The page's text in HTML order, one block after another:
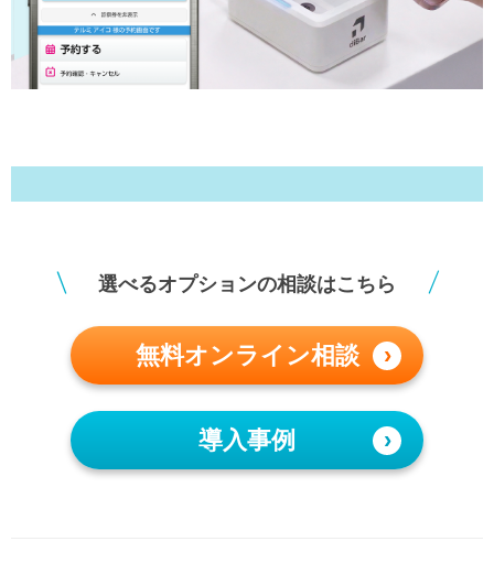
＼ 選べるオプションの相談はこちら ／
無料オンライン相談 ›
導入事例 ›